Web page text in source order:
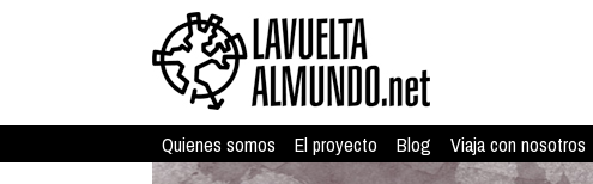
Quienes somos El proyecto Blog Viaja con nosotros